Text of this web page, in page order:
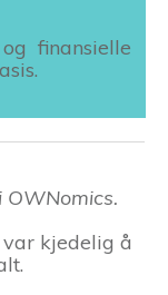
finansielle
kjedelig å